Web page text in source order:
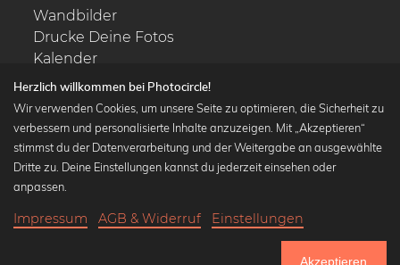
Wandbilder
Drucke Deine Fotos
Kalender
Beliebte Kollektionen
Wandbilder in schwarz-weiß
Klassiker der Kunstgeschichte
Herzlich willkommen bei Photocircle!
Wir verwenden Cookies, um unsere Seite zu optimieren, die Sicherheit zu
verbessern und personalisierte Inhalte anzuzeigen. Mit „Akzeptieren“
stimmst du der Datenverarbeitung und der Weitergabe an ausgewählte
Dritte zu. Deine Einstellungen kannst du jederzeit einsehen oder
anpassen.
Impressum AGB & Widerruf Einstellungen
Akzeptieren